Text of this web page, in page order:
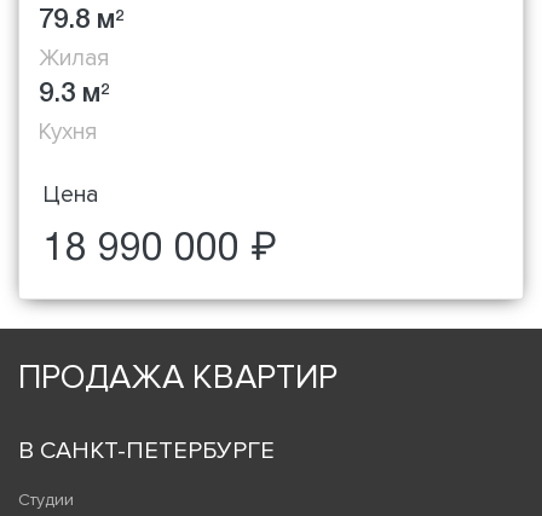
79.8 м2
Жилая
9.3 м2
Кухня
Цена
18 990 000 ₽
ПРОДАЖА КВАРТИР
В САНКТ-ПЕТЕРБУРГЕ
Студии